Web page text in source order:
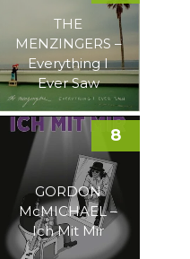
THE
MENZINGERS –
Everything I
Ever Saw
GORDON
McMICHAEL –
Ich Mit Mir
8